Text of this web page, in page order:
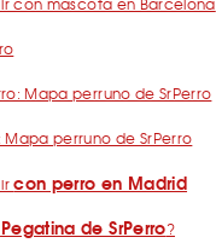
Mapa perruno de SrPerro
perruno de SrPerro
ircon perro en Madrid
Pegatina de SrPerro?